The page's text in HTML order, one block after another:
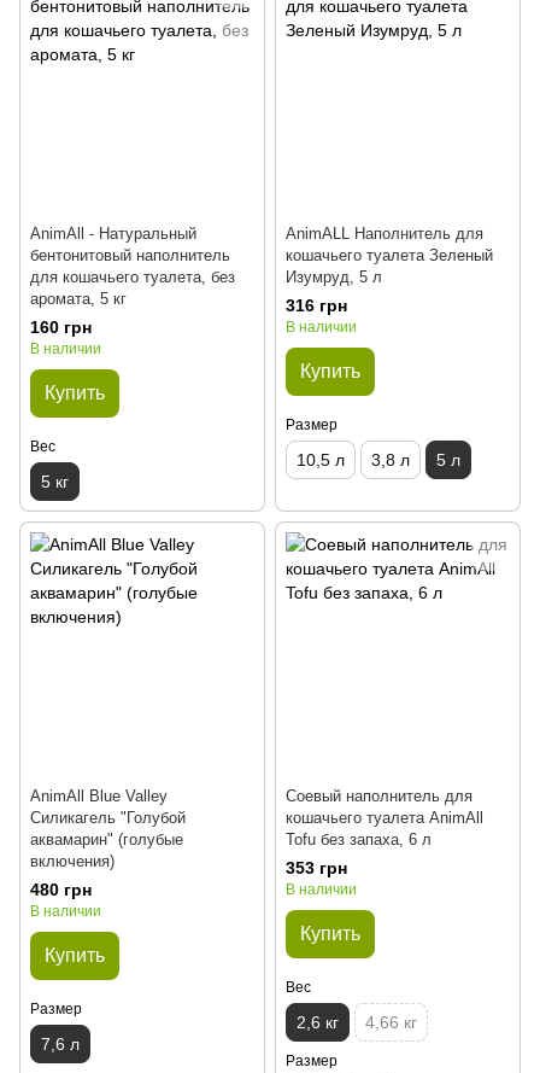
AnimAll - Натуральный
бентонитовый наполнитель
для кошачьего туалета, без
аромата, 5 кг
160 грн
В наличии
Купить
Вес
5 кг
AnimALL Наполнитель для
кошачьего туалета Зеленый
Изумруд, 5 л
316 грн
В наличии
Купить
Размер
10,5 л 3,8 л 5 л
AnimAll Blue Valley
Силикагель "Голубой
аквамарин" (голубые
включения)
480 грн
В наличии
Купить
Размер
7,6 л
Соевый наполнитель для
кошачьего туалета AnimAll
Tofu без запаха, 6 л
353 грн
В наличии
Купить
Вес
2,6 кг 4,66 кг
Размер